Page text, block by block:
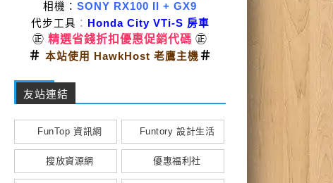
相機： SONY RX100 II
+ GX9
代步工具 ： Honda City VTi-S 房車
㊣ 精選省錢折扣優惠促銷代碼 ㊣
＃ 本站使用 HawkHost 老鷹主機＃
友站連結
FunTop 資訊網 Funtory 設計生活
搜放資源網 優惠福利社